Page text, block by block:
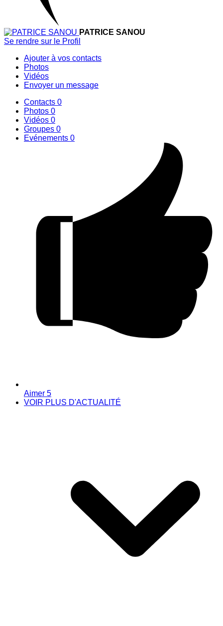
PATRICE SANOU
Se rendre sur le Profil
Ajouter à vos contacts
Photos
Vidéos
Envoyer un message
Contacts 0
Photos 0
Vidéos 0
Groupes 0
Evénements 0
Aimer 5
VOIR PLUS D'ACTUALITÉ